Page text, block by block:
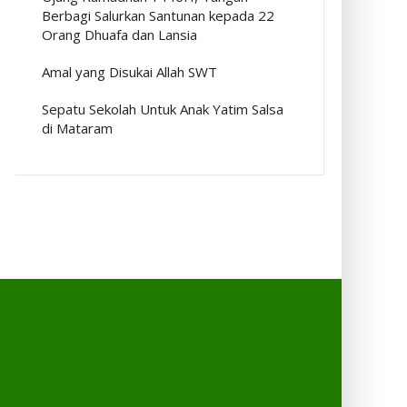
Berbagi Salurkan Santunan kepada 22
Orang Dhuafa dan Lansia
Amal yang Disukai Allah SWT
Sepatu Sekolah Untuk Anak Yatim Salsa
di Mataram